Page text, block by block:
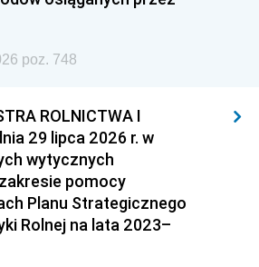
poz. 748
ROLNICTWA I
29 lipca 2026 r. w
wytycznych
pomocy
Planu Strategicznego
Rolnej na lata 2023–